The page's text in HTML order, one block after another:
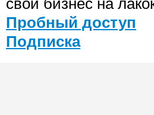
свой бизнес на
Пробный доступ
Подписка